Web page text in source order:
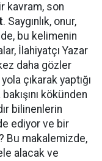
kavram, son
. Saygınlık, onur,
bu kelimenin
İlahiyatçı Yazar
daha gözler
çıkarak yaptığı
kökünden
bilinenlerin
ediyor ve bir
Bu makalemizde,
alacak ve